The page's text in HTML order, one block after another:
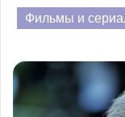
Фильмы и